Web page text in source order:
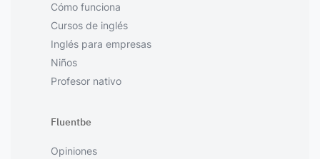
Cómo funciona
Cursos de inglés
Inglés para empresas
Niños
Profesor nativo
Fluentbe
Opiniones